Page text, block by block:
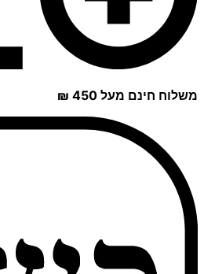
משלוח חינם מעל 450 ₪